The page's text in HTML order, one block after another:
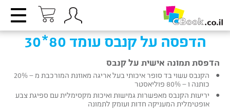
הדפסה על קנבס עומד 80*30
הדפסת תמונה אישית על קנבס
הקנבס עשוי בד סופר איכותי בעל אריגה מאוזנת המורכבת מ – 20%
כותנה ו – 80% פוליאסטר
יריעות הקנבס מאפשרות גמישות ואיכות מקסימלית עם ספיגת צבע
אופטימלית המעניקה חדות ועומק לתמונה